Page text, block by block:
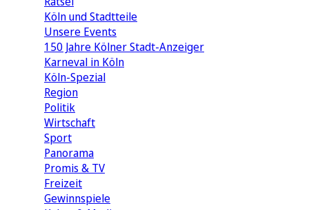
Köln und Stadtteile
Unsere Events
150 Jahre Kölner Stadt-Anzeiger
Karneval in Köln
Köln-Spezial
Region
Politik
Wirtschaft
Sport
Panorama
Promis & TV
Freizeit
Gewinnspiele